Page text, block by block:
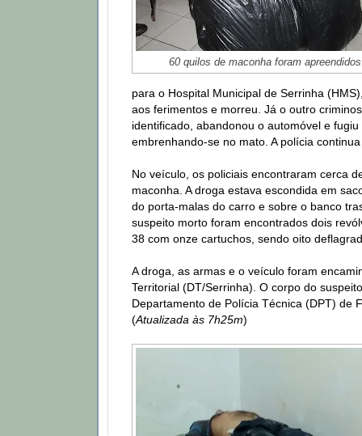
60 quilos de maconha foram apreendidos
para o Hospital Municipal de Serrinha
aos ferimentos e morreu. Já o outro
identificado, abandonou o automóvel e fugiu
embrenhando-se no mato. A polícia
No veículo, os policiais encontraram cerca
maconha. A droga estava escondida em
do porta-malas do carro e sobre o banco
suspeito morto foram encontrados dois
38 com onze cartuchos, sendo oito
A droga, as armas e o veículo foram
Territorial (DT/Serrinha). O corpo do
Departamento de Polícia Técnica (DPT) de
(Atualizada às 7h25m)